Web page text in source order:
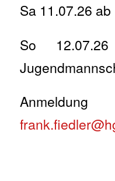
Sa 11.07.26
So